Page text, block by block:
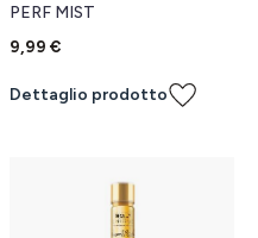
PERF MIST
9,99 €
Dettaglio prodotto